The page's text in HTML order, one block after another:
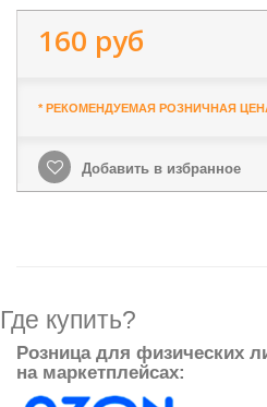
160 руб
* РЕКОМЕНДУЕМАЯ РОЗНИЧНАЯ
Добавить в избранное
Где купить?
Розница для физических
на маркетплейсах: